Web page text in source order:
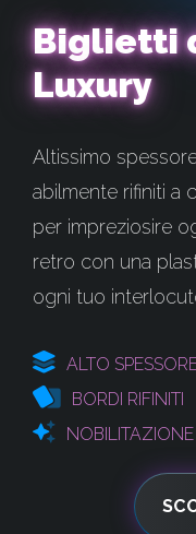
Biglietti
Luxury
Altissimo
abilmente rifiniti a
per impreziosire
retro con una
ogni tuo
ALTO
BORDI RIFINITI